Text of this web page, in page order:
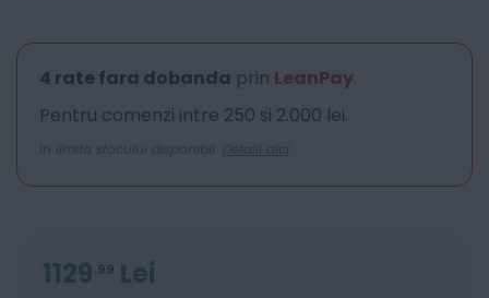
4 rate fara dobanda prin LeanPay.
Pentru comenzi intre 250 si 2.000 lei.
In limita stocului disponibil. Detalii aici
1129 99 Lei